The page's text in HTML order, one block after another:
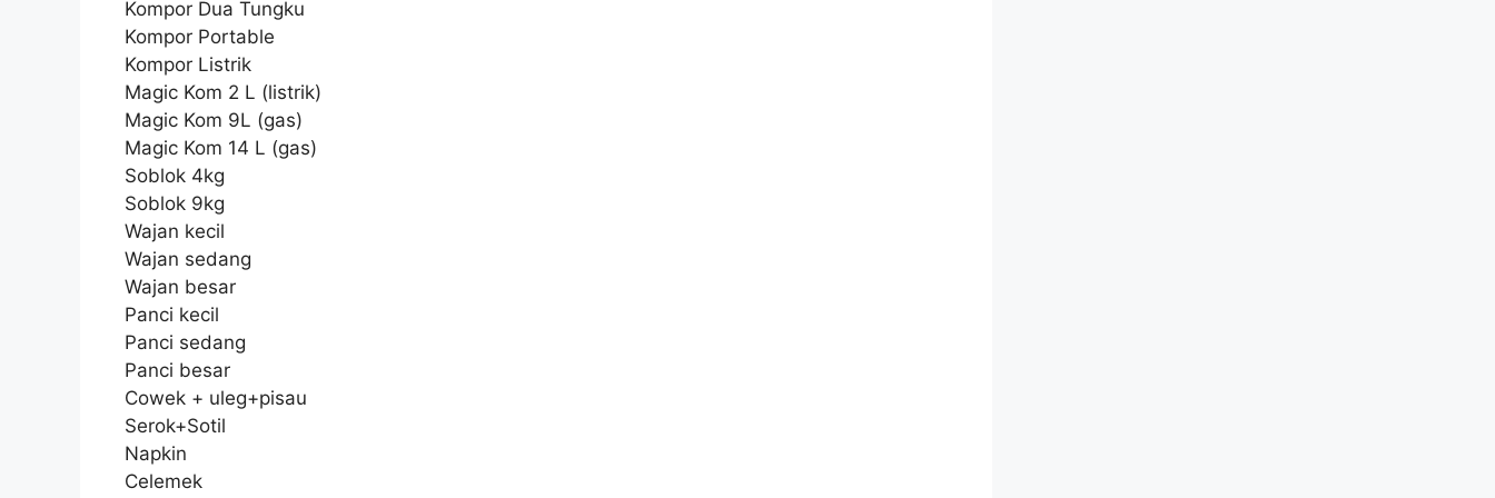
Kompor Dua Tungku
Kompor Portable
Kompor Listrik
Magic Kom 2 L (listrik)
Magic Kom 9L (gas)
Magic Kom 14 L (gas)
Soblok 4kg
Soblok 9kg
Wajan kecil
Wajan sedang
Wajan besar
Panci kecil
Panci sedang
Panci besar
Cowek + uleg+pisau
Serok+Sotil
Napkin
Celemek